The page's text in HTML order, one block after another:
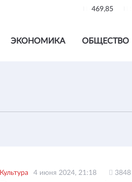
469,85
ЭКОНОМИКА ОБЩЕСТВО
Культура 4 июня 2024, 21:18 3848